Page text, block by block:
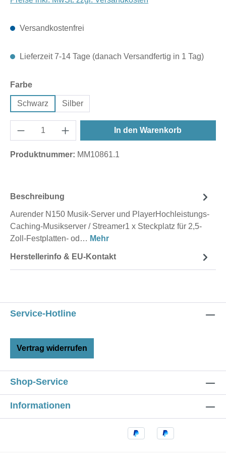
Versandkostenfrei
Lieferzeit 7-14 Tage (danach Versandfertig in 1 Tag)
Farbeauswählen
Schwarz Silber
In den Warenkorb
Produktnummer: MM10861.1
Beschreibung
Aurender N150 Musik-Server und PlayerHochleistungs-
Caching-Musikserver / Streamer1 x Steckplatz für 2,5-
Zoll-Festplatten- od… Mehr
Herstellerinfo & EU-Kontakt
Service-Hotline
Vertrag widerrufen
Shop-Service
Informationen